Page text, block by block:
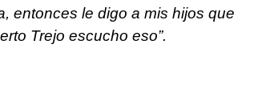
entonces le digo a mis hijos que
Trejo escucho eso”.